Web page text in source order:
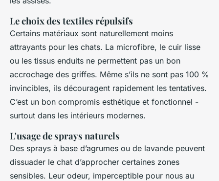
Le choix des textiles répulsifs
Certains matériaux sont naturellement moins
attrayants pour les chats. La microfibre, le cuir lisse
ou les tissus enduits ne permettent pas un bon
accrochage des griffes. Même s’ils ne sont pas 100 %
invincibles, ils découragent rapidement les tentatives.
C’est un bon compromis esthétique et fonctionnel -
surtout dans les intérieurs modernes.
L'usage de sprays naturels
Des sprays à base d’agrumes ou de lavande peuvent
dissuader le chat d’approcher certaines zones
sensibles. Leur odeur, imperceptible pour nous au